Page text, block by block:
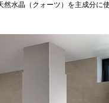
然水晶（クォーツ）を主成分に